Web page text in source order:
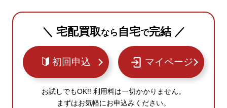
＼ 宅配買取なら 自宅で完結 ／
初回申込 マイページ
お試しでもOK!! 利用料は一切かかりません。
まずはお気軽にお申込みください。